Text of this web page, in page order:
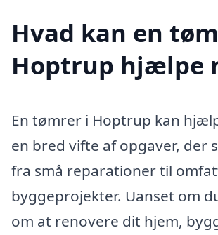
Hvad kan en
Hoptrup hjælpe
En tømrer i Hoptrup kan
en bred vifte af opgaver, der
fra små reparationer til
byggeprojekter. Uanset om
om at renovere dit hjem,